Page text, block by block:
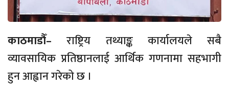
काठमाडौँ–राष्ट्रिय तथ्याङ्क कार्यालयले सबै
व्यावसायिक प्रतिष्ठानलाई आर्थिक गणनामा सहभागी
हुन आह्वान गरेको छ ।